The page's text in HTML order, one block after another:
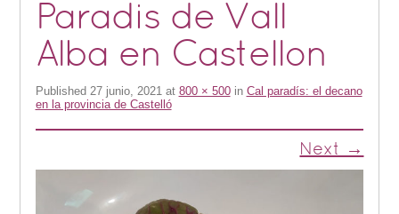
Paradis de Vall
Alba en Castellon
Published 27 junio, 2021at 800 × 500in Cal paradís: el decano
en la provincia de Castelló
Next →